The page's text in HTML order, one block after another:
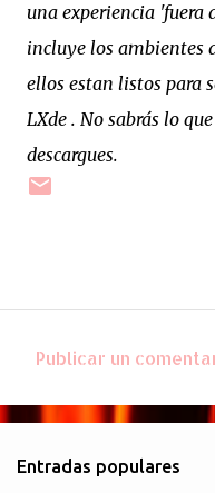
una experiencia 'fuera
incluye los ambientes
ellos estan listos para
LXde . No sabrás lo
descargues.
o
e
Publicar un
Entradas populares